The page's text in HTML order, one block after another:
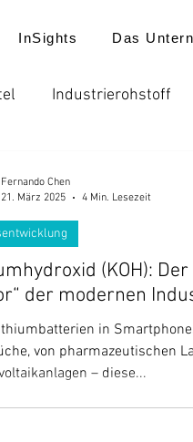
InSights Das
Industrierohstoff
Chelatdünger
(KOH):
der modernen
in
von pharmazeutischen
– diese...
Fernando Chen
21. März 2025
4 Min. Lesezeit